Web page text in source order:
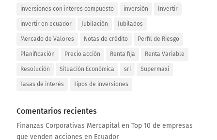
inversiones con interes compuesto inversión Invertir
invertir en ecuador Jubilación Jubilados
Mercado de Valores Notas de crédito Perfil de Riesgo
Planificación Precio acción Renta fija Renta Variable
Resolución Situación Económica sri Supermaxi
Tasas de interés Tipos de inversiones
Comentarios recientes
Finanzas Corporativas Mercapitalen Top 10 de empresas
que venden acciones en Ecuador